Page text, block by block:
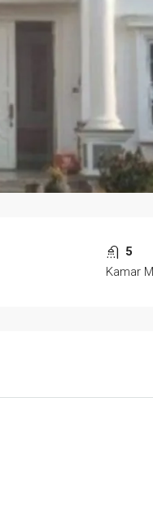
5
Kamar